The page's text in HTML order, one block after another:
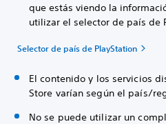
que estás viendo la
utilizar el selector de país de
Selector de país de PlayStation
El contenido y los servicios
Store varían según el país/
No se puede utilizar un